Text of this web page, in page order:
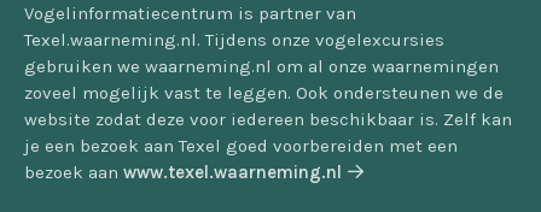
Vogelinformatiecentrum is partner van
Texel.waarneming.nl. Tijdens onze vogelexcursies
gebruiken we waarneming.nl om al onze waarnemingen
zoveel mogelijk vast te leggen. Ook ondersteunen we de
website zodat deze voor iedereen beschikbaar is. Zelf kan
je een bezoek aan Texel goed voorbereiden met een
bezoek aan www.texel.waarneming.nl